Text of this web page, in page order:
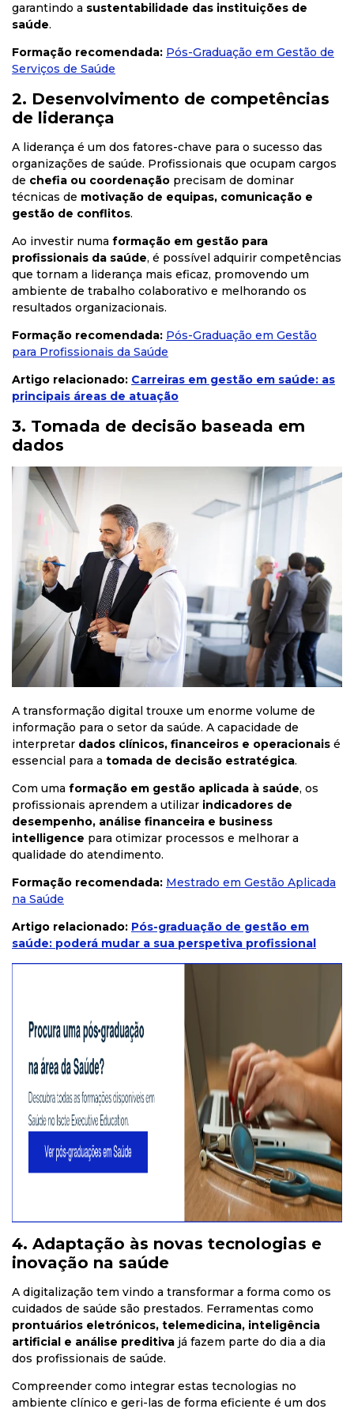
garantindo a sustentabilidade das instituições de
saúde.
Formação recomendada: Pós-Graduação em Gestão de
Serviços de Saúde
2. Desenvolvimento de competências
de liderança
A liderança é um dos fatores-chave para o sucesso das
organizações de saúde. Profissionais que ocupam cargos
de chefia ou coordenação precisam de dominar
técnicas de motivação de equipas, comunicação e
gestão de conflitos.
Ao investir numa formação em gestão para
profissionais da saúde, é possível adquirir competências
que tornam a liderança mais eficaz, promovendo um
ambiente de trabalho colaborativo e melhorando os
resultados organizacionais.
Formação recomendada: Pós-Graduação em Gestão
para Profissionais da Saúde
Artigo relacionado: Carreiras em gestão em saúde: as
principais áreas de atuação
3. Tomada de decisão baseada em
dados
A transformação digital trouxe um enorme volume de
informação para o setor da saúde. A capacidade de
interpretar dados clínicos, financeiros e operacionais é
essencial para a tomada de decisão estratégica.
Com uma formação em gestão aplicada à saúde, os
profissionais aprendem a utilizar indicadores de
desempenho, análise financeira e business
intelligence para otimizar processos e melhorar a
qualidade do atendimento.
Formação recomendada: Mestrado em Gestão Aplicada
na Saúde
Artigo relacionado: Pós-graduação de gestão em
saúde: poderá mudar a sua perspetiva profissional
4. Adaptação às novas tecnologias e
inovação na saúde
A digitalização tem vindo a transformar a forma como os
cuidados de saúde são prestados. Ferramentas como
prontuários eletrónicos, telemedicina, inteligência
artificial e análise preditiva já fazem parte do dia a dia
dos profissionais de saúde.
Compreender como integrar estas tecnologias no
ambiente clínico e geri-las de forma eficiente é um dos